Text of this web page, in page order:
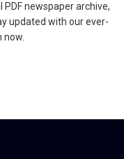
newspaper archive,
updated with our ever-